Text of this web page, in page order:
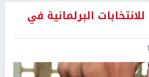
البرلمانية في